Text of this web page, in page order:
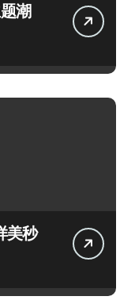
潮
美秒